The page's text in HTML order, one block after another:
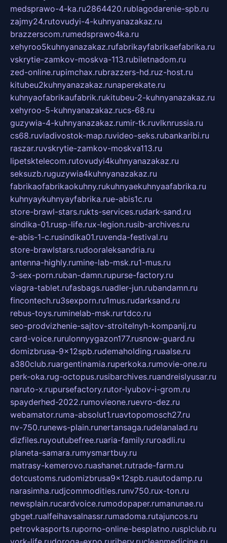
medsprawo-4-ka.ru2864420.rublagodarenie-spb.ru
zajmy24.rutovudyi-4-kuhnyanazakaz.ru
brazzerscom.rumedsprawo4ka.ru
xehyroo5kuhnyanazakaz.rufabrikayfabrikaefabrika.ru
vskrytie-zamkov-moskva-113.rubiletnadom.ru
zed-online.rupimchax.rubrazzers-hd.ruz-host.ru
kitubeu2kuhnyanazakaz.runaperekate.ru
kuhnyaofabrikaufabrik.rukitubeu-2-kuhnyanazakaz.ru
xehyroo-5-kuhnyanazakaz.rucs-68.ru
guzywia-4-kuhnyanazakaz.rumir-tk.ruvlknrussia.ru
cs68.ruvladivostok-map.ruvideo-seks.rubankaribi.ru
raszar.ruvskrytie-zamkov-moskva113.ru
lipetsktelecom.rutovudyi4kuhnyanazakaz.ru
seksuzb.ruguzywia4kuhnyanazakaz.ru
fabrikaofabrikaokuhny.rukuhnyaekuhnyaafabrika.ru
kuhnyaykuhnyayfabrika.rue-abis1c.ru
store-brawl-stars.rukts-services.rudark-sand.ru
sindika-01.rusp-life.rux-legion.rusib-archives.ru
e-abis-1-c.rusindika01.ruvenda-festival.ru
store-brawlstars.rudooraleksandria.ru
antenna-highly.rumine-lab-msk.ru1-mus.ru
3-sex-porn.ruban-damn.rupurse-factory.ru
viagra-tablet.rufasbags.ruadler-jun.rubandamn.ru
fincontech.ru3sexporn.ru1mus.rudarksand.ru
rebus-toys.ruminelab-msk.rurtdco.ru
seo-prodvizhenie-sajtov-stroitelnyh-kompanij.ru
card-voice.rurulonnyygazon177.rusnow-guard.ru
domizbrusa-9x12spb.rudemaholding.ruaalse.ru
a380club.ruargentinamia.ruperkoka.rumovie-one.ru
perk-oka.rug-octopus.rusibarchives.ruandreislyusar.ru
naruto-x.rupursefactory.rutor-lyubov-i-grom.ru
spayderhed-2022.rumovieone.ruevro-dez.ru
webamator.ruma-absolut1.ruavtopomosch27.ru
nv-750.runews-plain.runertansaga.rudelanalad.ru
dizfiles.ruyoutubefree.ruaria-family.ruroadli.ru
planeta-samara.rumysmartbuy.ru
matrasy-kemerovo.ruashanet.rutrade-farm.ru
dotcustoms.rudomizbrusa9x12spb.ruautodamp.ru
narasimha.rudjcommodities.runv750.rux-ton.ru
newsplain.rucardvoice.rumodopaper.rumanunae.ru
gbget.rualfeihavsalnassr.rumadoma.rutajuncos.ru
petrovkasports.ruporno-online-besplatno.rusplclub.ru